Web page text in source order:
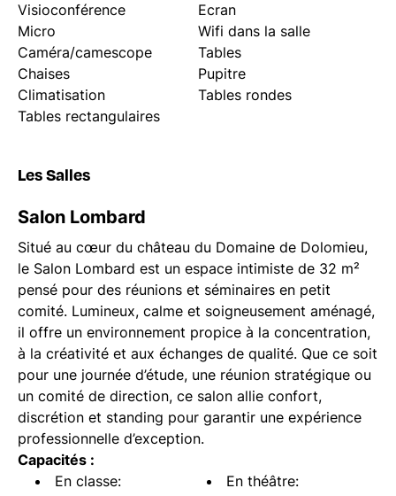
Visioconférence
Ecran
Micro
Wifi dans la salle
Caméra/camescope
Tables
Chaises
Pupitre
Climatisation
Tables rondes
Tables rectangulaires
Les Salles
Salon Lombard
Situé au cœur du château du Domaine de Dolomieu,
le Salon Lombard est un espace intimiste de 32 m²
pensé pour des réunions et séminaires en petit
comité. Lumineux, calme et soigneusement aménagé,
il offre un environnement propice à la concentration,
à la créativité et aux échanges de qualité. Que ce soit
pour une journée d’étude, une réunion stratégique ou
un comité de direction, ce salon allie confort,
discrétion et standing pour garantir une expérience
professionnelle d’exception.
Capacités :
En classe:
En théâtre: